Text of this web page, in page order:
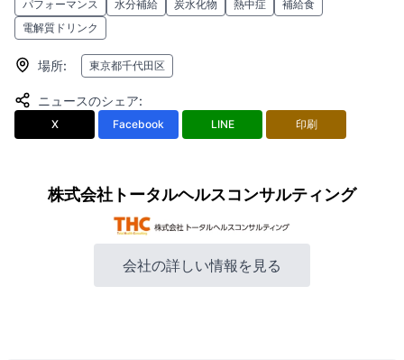
パフォーマンス
水分補給 炭水化物 熱中症
補給食
電解質ドリンク
場所: 東京都千代田区
ニュースのシェア:
X Facebook LINE 印刷
株式会社トータルヘルスコンサルティング
会社の詳しい情報を見る